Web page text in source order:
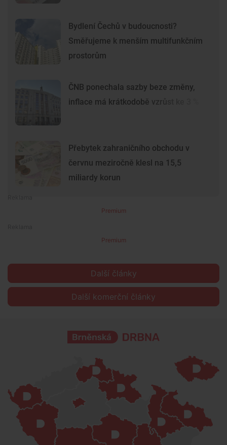
Bydlení Čechů v budoucnosti?
Směřujeme k menším multifunkčním
prostorům
ČNB ponechala sazby beze změny,
inflace má krátkodobě vzrůst ke 3 %
Přebytek zahraničního obchodu v
červnu meziročně klesl na 15,5
miliardy korun
Premium
Premium
Další články
Další komerční články